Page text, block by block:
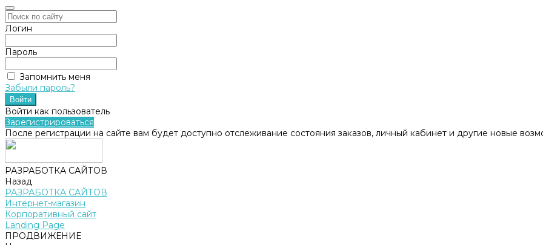
Логин
Пароль
Запомнить меня
Забыли пароль?
Войти как пользователь
Зарегистрироваться
После регистрации на сайте вам будет доступно отслеживание состояния заказов, личный кабинет и другие новые
РАЗРАБОТКА САЙТОВ
Назад
РАЗРАБОТКА САЙТОВ
Интернет-магазин
Корпоративный сайт
Landing Page
ПРОДВИЖЕНИЕ